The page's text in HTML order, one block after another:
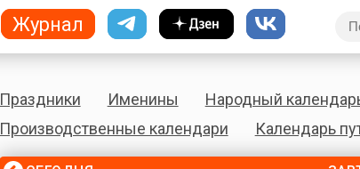
Праздники Именины Народный
Производственные календари
Календарь
Журнал